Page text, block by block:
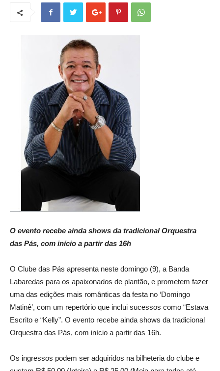
O evento recebe ainda shows da tradicional Orquestra
das Pás, com início a partir das 16h
O Clube das Pás apresenta neste domingo (9), a Banda
Labaredas para os apaixonados de plantão, e prometem fazer
uma das edições mais românticas da festa no ‘Domingo
Matinê’, com um repertório que inclui sucessos como “Estava
Escrito e “Kelly”. O evento recebe ainda shows da tradicional
Orquestra das Pás, com início a partir das 16h.
Os ingressos podem ser adquiridos na bilheteria do clube e